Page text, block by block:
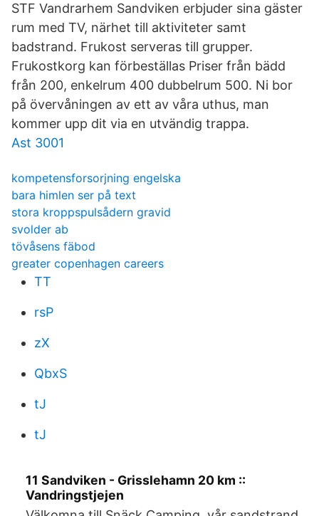
STF Vandrarhem Sandviken erbjuder sina gäster
rum med TV, närhet till aktiviteter samt
badstrand. Frukost serveras till grupper.
Frukostkorg kan förbeställas Priser från bädd
från 200, enkelrum 400 dubbelrum 500. Ni bor
på övervåningen av ett av våra uthus, man
kommer upp dit via en utvändig trappa.
Ast 3001
kompetensforsorjning engelska
bara himlen ser på text
stora kroppspulsådern gravid
svolder ab
tövåsens fäbod
greater copenhagen careers
TT
rsP
zX
QbxS
tJ
tJ
11 Sandviken - Grisslehamn 20 km ::
Vandringstjejen